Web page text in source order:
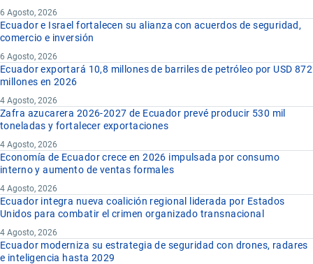
6 Agosto, 2026
Ecuador e Israel fortalecen su alianza con acuerdos de seguridad,
comercio e inversión
6 Agosto, 2026
Ecuador exportará 10,8 millones de barriles de petróleo por USD 872
millones en 2026
4 Agosto, 2026
Zafra azucarera 2026-2027 de Ecuador prevé producir 530 mil
toneladas y fortalecer exportaciones
4 Agosto, 2026
Economía de Ecuador crece en 2026 impulsada por consumo
interno y aumento de ventas formales
4 Agosto, 2026
Ecuador integra nueva coalición regional liderada por Estados
Unidos para combatir el crimen organizado transnacional
4 Agosto, 2026
Ecuador moderniza su estrategia de seguridad con drones, radares
e inteligencia hasta 2029